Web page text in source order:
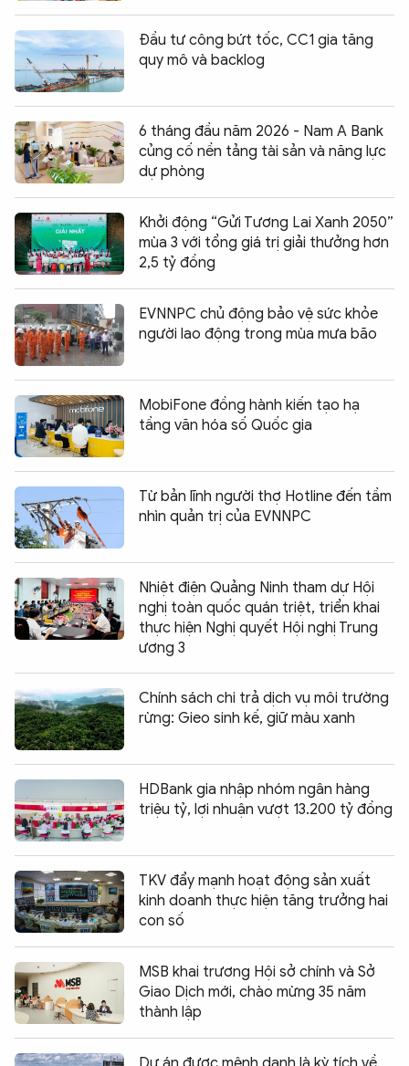
Đầu tư công bứt tốc, CC1 gia tăng
quy mô và backlog
6 tháng đầu năm 2026 - Nam A Bank
củng cố nền tảng tài sản và năng lực
dự phòng
Khởi động “Gửi Tương Lai Xanh 2050”
mùa 3 với tổng giá trị giải thưởng hơn
2,5 tỷ đồng
EVNNPC chủ động bảo vệ sức khỏe
người lao động trong mùa mưa bão
MobiFone đồng hành kiến tạo hạ
tầng văn hóa số Quốc gia
Từ bản lĩnh người thợ Hotline đến tầm
nhìn quản trị của EVNNPC
Nhiệt điện Quảng Ninh tham dự Hội
nghị toàn quốc quán triệt, triển khai
thực hiện Nghị quyết Hội nghị Trung
ương 3
Chính sách chi trả dịch vụ môi trường
rừng: Gieo sinh kế, giữ màu xanh
HDBank gia nhập nhóm ngân hàng
triệu tỷ, lợi nhuận vượt 13.200 tỷ đồng
TKV đẩy mạnh hoạt động sản xuất
kinh doanh thực hiện tăng trưởng hai
con số
MSB khai trương Hội sở chính và Sở
Giao Dịch mới, chào mừng 35 năm
thành lập